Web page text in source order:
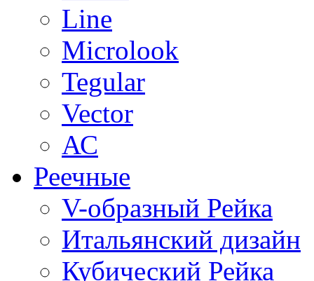
Line
Microlook
Tegular
Vector
АС
Реечные
V-образный Рейка
Итальянский дизайн
Кубический Рейка